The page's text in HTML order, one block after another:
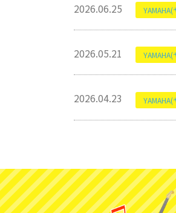
2026.06.25
2026.05.21
2026.04.23